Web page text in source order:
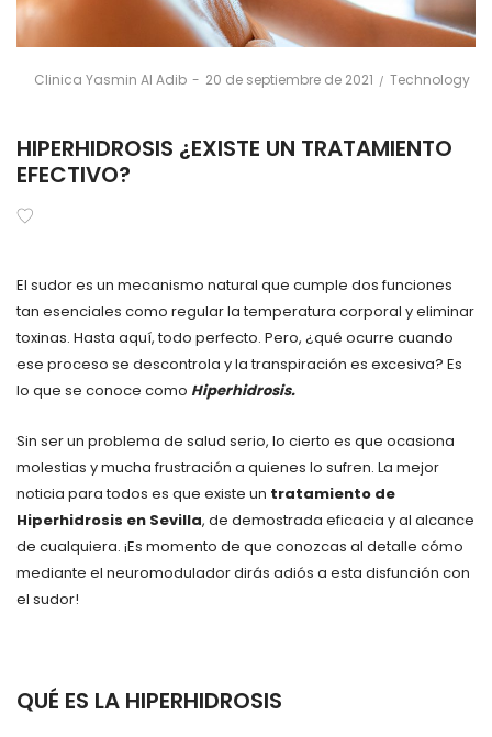
Clinica Yasmin Al Adib
Posted
20 de septiembre de 2021
Posted
Technology
HIPERHIDROSIS ¿EXISTE UN TRATAMIENTO
EFECTIVO?
El sudor es un mecanismo natural que cumple dos funciones
tan esenciales como regular la temperatura corporal y eliminar
toxinas. Hasta aquí, todo perfecto. Pero, ¿qué ocurre cuando
ese proceso se descontrola y la transpiración es excesiva? Es
lo que se conoce como Hiperhidrosis.
Sin ser un problema de salud serio, lo cierto es que ocasiona
molestias y mucha frustración a quienes lo sufren. La mejor
noticia para todos es que existe un tratamiento de
Hiperhidrosis en Sevilla, de demostrada eficacia y al alcance
de cualquiera. ¡Es momento de que conozcas al detalle cómo
mediante el neuromodulador dirás adiós a esta disfunción con
el sudor!
QUÉ ES LA HIPERHIDROSIS